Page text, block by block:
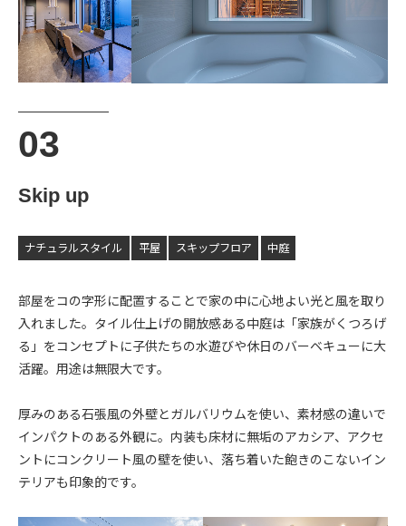
Skip up
ナチュラルスタイル 平屋 スキップフロア 中庭
部屋をコの字形に配置することで家の中に心地よい光と風を取り
入れました。タイル仕上げの開放感ある中庭は「家族がくつろげ
る」をコンセプトに子供たちの水遊びや休日のバーベキューに大
活躍。用途は無限大です。
厚みのある石張風の外壁とガルバリウムを使い、素材感の違いで
インパクトのある外観に。内装も床材に無垢のアカシア、アクセ
ントにコンクリート風の壁を使い、落ち着いた飽きのこないイン
テリアも印象的です。